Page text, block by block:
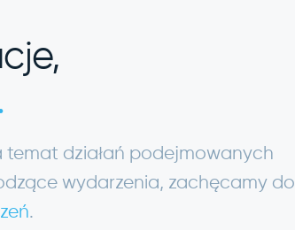
temat działań podejmowanych
wydarzenia, zachęcamy do
.